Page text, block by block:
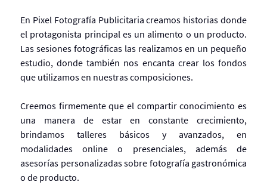
En Pixel Fotografía Publicitaria creamos historias donde
el protagonista principal es un alimento o un producto.
Las sesiones fotográficas las realizamos en un pequeño
estudio, donde también nos encanta crear los fondos
que utilizamos en nuestras composiciones.
Creemos firmemente que el compartir conocimiento es
una manera de estar en constante crecimiento,
brindamos talleres básicos y avanzados, en
modalidades online o presenciales, además de
asesorías personalizadas sobre fotografía gastronómica
o de producto.